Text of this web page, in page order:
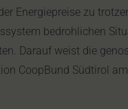
Energiepreise zu
bedrohlichen
Darauf weist die
CoopBund Südtirol